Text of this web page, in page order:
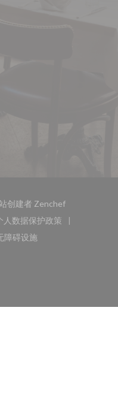
创建者 Zenchef((在新窗口中
中打开))
人数据保护政策
((在新窗口中打开))
中打开))
障碍设施
((在新窗口中打开))